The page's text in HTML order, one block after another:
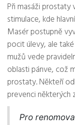
Při masáži prostaty
stimulace, kde
Masér postupně
pocit úlevy, ale
mužů vede
oblasti pánve, což
prostaty. Někteří
prevenci některých
Pro